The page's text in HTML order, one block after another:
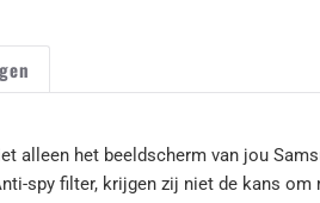
alleen het beeldscherm van jou
spy filter, krijgen zij niet de kans